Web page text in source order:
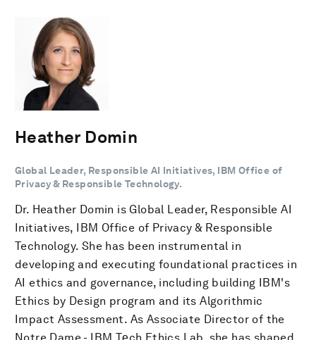
Heather Domin
Global Leader, Responsible AI Initiatives, IBM Office of
Privacy & Responsible Technology.
Dr. Heather Domin is Global Leader, Responsible AI
Initiatives, IBM Office of Privacy & Responsible
Technology. She has been instrumental in
developing and executing foundational practices in
AI ethics and governance, including building IBM's
Ethics by Design program and its Algorithmic
Impact Assessment. As Associate Director of the